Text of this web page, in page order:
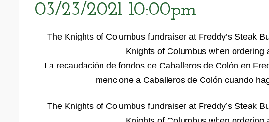
03/23/2021 10:00pm
The Knights of Columbus fundraiser at Freddy’s Steak
Knights of Columbus when ordering
La recaudación de fondos de Caballeros de Colón en
mencione a Caballeros de Colón cuando
The Knights of Columbus fundraiser at Freddy’s Steak